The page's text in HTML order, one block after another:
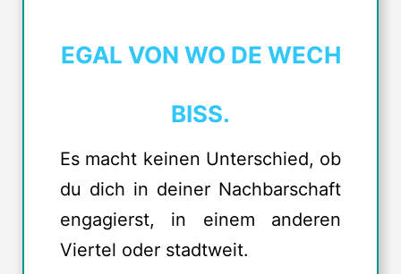
EGAL VON WO DE WECH
BISS.
Es macht keinen Unterschied, ob
du dich in deiner Nachbarschaft
engagierst, in einem anderen
Viertel oder stadtweit.